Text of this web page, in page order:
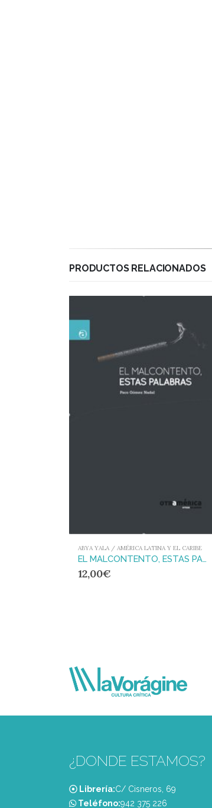
PRODUCTOS RELACIONADOS
ABYA YALA / AMÉRICA LATINA Y EL CARIBE
EL MALCONTENTO, ESTAS PALABRAS
12,00€
¿DONDE ESTAMOS?
Librería:C/ Cisneros, 69
Teléfono:‭942 375 226‬